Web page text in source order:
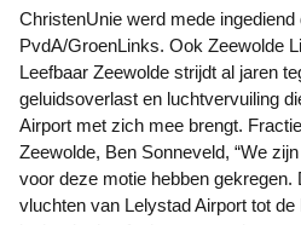
ChristenUnie werd mede
PvdA/GroenLinks. Ook Zeewolde
Leefbaar Zeewolde strijdt al jaren
geluidsoverlast en luchtvervuiling
Airport met zich mee brengt.
Zeewolde, Ben Sonneveld, “We
voor deze motie hebben gekregen.
vluchten van Lelystad Airport tot de